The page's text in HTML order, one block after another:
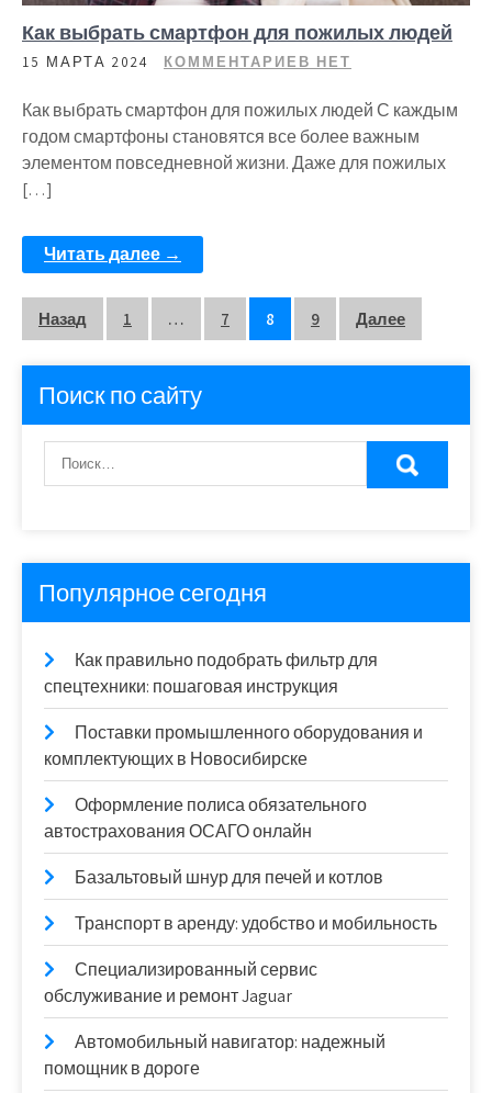
Как выбрать смартфон для пожилых людей
15 МАРТА 2024 КОММЕНТАРИЕВ НЕТ
Как выбрать смартфон для пожилых людей С каждым
годом смартфоны становятся все более важным
элементом повседневной жизни. Даже для пожилых
[…]
Читать далее →
Пагинация
записей
Назад 1 … 7 8 9 Далее
Поиск по сайту
Популярное сегодня
Как правильно подобрать фильтр для
спецтехники: пошаговая инструкция
Поставки промышленного оборудования и
комплектующих в Новосибирске
Оформление полиса обязательного
автострахования ОСАГО онлайн
Базальтовый шнур для печей и котлов
Транспорт в аренду: удобство и мобильность
Специализированный сервис
обслуживание и ремонт Jaguar
Автомобильный навигатор: надежный
помощник в дороге